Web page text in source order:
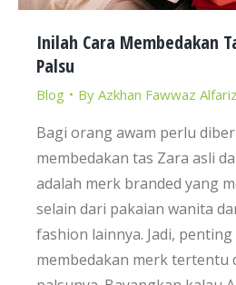
Inilah Cara Membedakan
Palsu
Blog By Azkhan Fawwaz
Bagi orang awam perlu
membedakan tas Zara asli
adalah merk branded yang
selain dari pakaian wanita
fashion lainnya. Jadi,
membedakan merk tertentu